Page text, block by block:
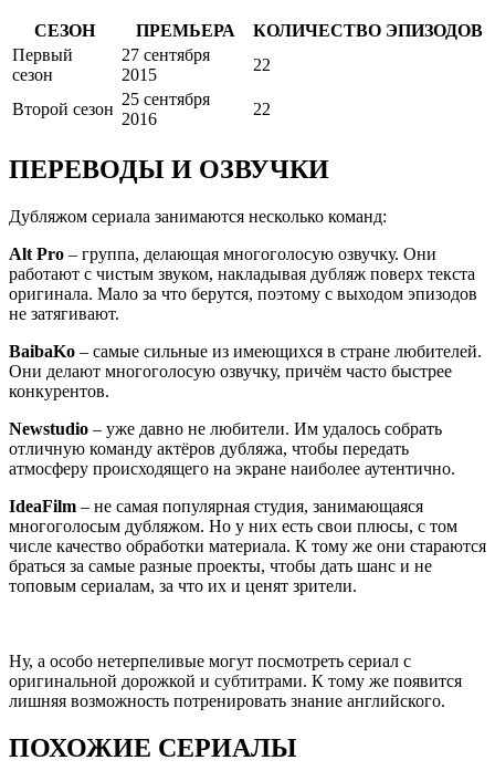
СЕЗОН ПРЕМЬЕРА
КОЛИЧЕСТВО ЭПИЗОДОВ
Первый
сезон
27 сентября
2015
22
Второй сезон
25 сентября
2016
22
ПЕРЕВОДЫ И ОЗВУЧКИ
Дубляжом сериала занимаются несколько команд:
Alt Pro – группа, делающая многоголосую озвучку. Они
работают с чистым звуком, накладывая дубляж поверх текста
оригинала. Мало за что берутся, поэтому с выходом эпизодов
не затягивают.
BaibaKo – самые сильные из имеющихся в стране любителей.
Они делают многоголосую озвучку, причём часто быстрее
конкурентов.
Newstudio – уже давно не любители. Им удалось собрать
отличную команду актёров дубляжа, чтобы передать
атмосферу происходящего на экране наиболее аутентично.
IdeaFilm – не самая популярная студия, занимающаяся
многоголосым дубляжом. Но у них есть свои плюсы, с том
числе качество обработки материала. К тому же они стараются
браться за самые разные проекты, чтобы дать шанс и не
топовым сериалам, за что их и ценят зрители.
Ну, а особо нетерпеливые могут посмотреть сериал с
оригинальной дорожкой и субтитрами. К тому же появится
лишняя возможность потренировать знание английского.
ПОХОЖИЕ СЕРИАЛЫ